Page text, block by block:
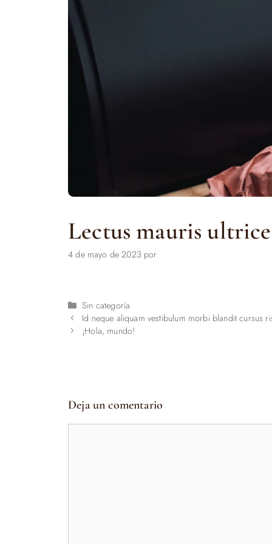
Lectus mauris
4 de mayo de 2023 por
Categorías
Sin categoría
Id neque aliquam vestibulum morbi blandit cursus
¡Hola, mundo!
Deja un comentario